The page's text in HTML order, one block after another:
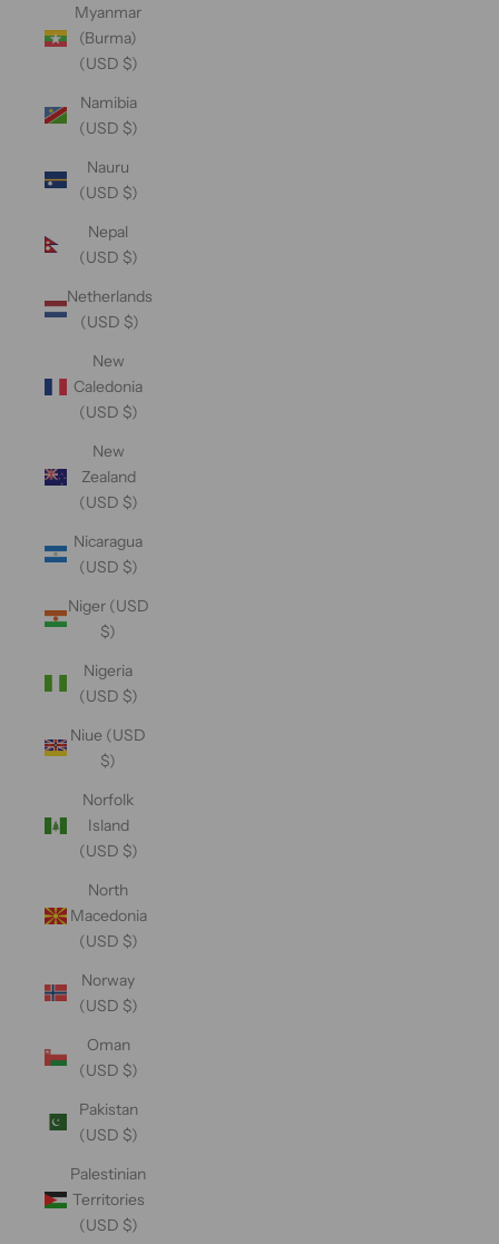
Myanmar
(Burma)
(USD $)
Namibia
(USD $)
Nauru
(USD $)
Nepal
(USD $)
Netherlands
(USD $)
New
Caledonia
(USD $)
New
Zealand
(USD $)
Nicaragua
(USD $)
Niger (USD
$)
Nigeria
(USD $)
Niue (USD
$)
Norfolk
Island
(USD $)
North
Macedonia
(USD $)
Norway
(USD $)
Oman
(USD $)
Pakistan
(USD $)
Palestinian
Territories
(USD $)